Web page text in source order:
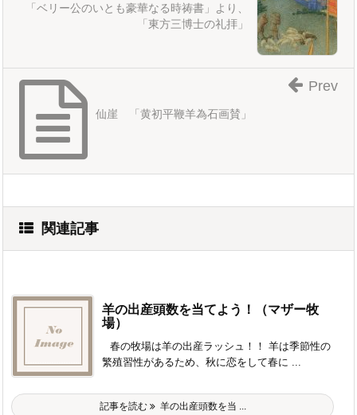
「ベリー公のいとも豪華なる時祷書」より、
「東方三博士の礼拝」
仙崖 「黄初平鞭羊為石画賛」
Prev
関連記事
羊の出産頭数を当てよう！（マザー牧
場）
春の牧場は羊の出産ラッシュ！！ 羊は季節性の
繁殖習性があるため、秋に恋をして春に ...
記事を読む 羊の出産頭数を当 ...